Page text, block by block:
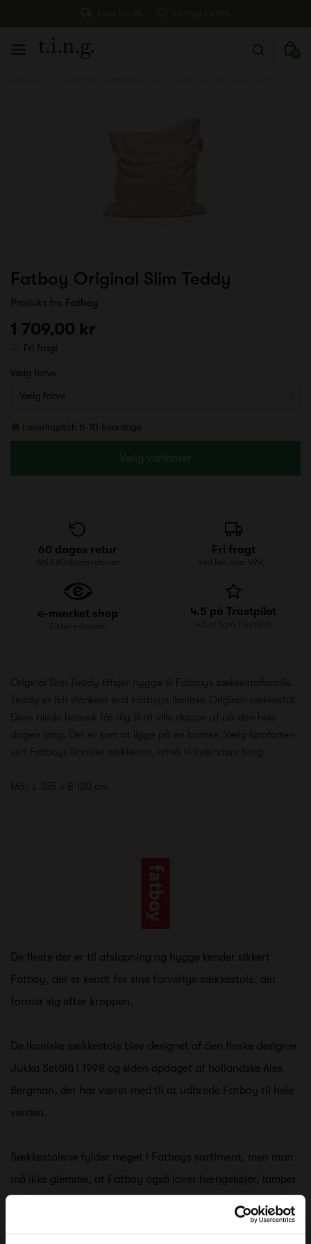
0
Fatboy Original Slim Teddy
Produkt fra Fatboy
1 709,00 kr
Fri fragt
Vælg farve
Leveringstid: 8-10 hverdage
Vælg varianter
60 dages retur
Altid 60 dages returret
Fri fragt
Ved køb over 499,-
e-mærket shop
Sikker e-handel
4.5 på Trustpilot
4.5 af 5 på Trustpilot
Original Slim Teddy tilføjer hygge til Fatboys sækkestolfamilie.
Teddy er lidt slankere end Fatboys ikoniske Original-sækkestol.
Dens bløde betræk får dig til at ville slappe af på den hele
dagen lang. Det er som at ligge på en bamse. Vælg komforten
ved Fatboys ikoniske sækkestol, altså til indendørs brug.
Mål: L 155 x B 120 cm.
De fleste der er til afslapning og hygge kender sikkert
Fatboy, der er kendt for sine farverige sækkestole, der
former sig efter kroppen.
De ikoniske sækkestole blev designet af den finske designer
Jukka Setälä i 1998 og siden opdaget af hollandske Alex
Bergman, der har været med til at udbrede Fatboy til hele
verden.
Sækkestolene fylder meget i Fatboys sortiment, men man
må ikke glemme, at Fatboy også laver hængekøjer, lamper